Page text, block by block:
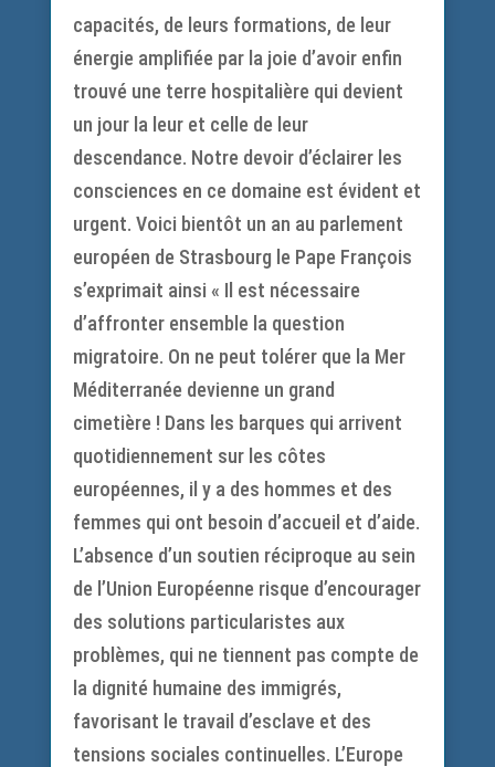
capacités, de leurs formations, de leur
énergie amplifiée par la joie d’avoir enfin
trouvé une terre hospitalière qui devient
un jour la leur et celle de leur
descendance. Notre devoir d’éclairer les
consciences en ce domaine est évident et
urgent. Voici bientôt un an au parlement
européen de Strasbourg le Pape François
s’exprimait ainsi « Il est nécessaire
d’affronter ensemble la question
migratoire. On ne peut tolérer que la Mer
Méditerranée devienne un grand
cimetière ! Dans les barques qui arrivent
quotidiennement sur les côtes
européennes, il y a des hommes et des
femmes qui ont besoin d’accueil et d’aide.
L’absence d’un soutien réciproque au sein
de l’Union Européenne risque d’encourager
des solutions particularistes aux
problèmes, qui ne tiennent pas compte de
la dignité humaine des immigrés,
favorisant le travail d’esclave et des
tensions sociales continuelles. L’Europe